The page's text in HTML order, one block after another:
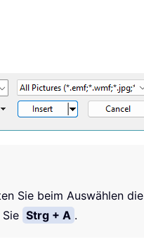
Sie beim Auswählen die
Strg + A .